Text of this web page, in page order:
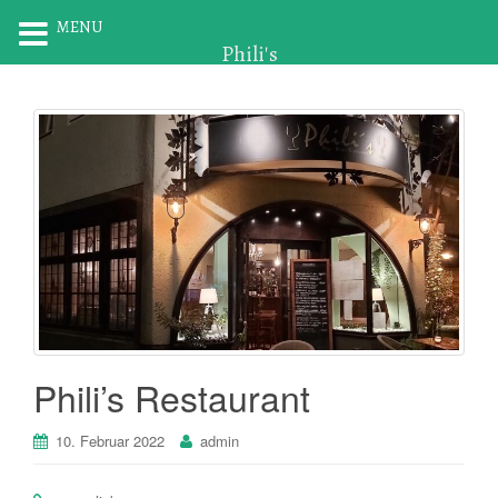
Phili’s Restaurant
10. Februar 2022 admin
MENU
Phili's